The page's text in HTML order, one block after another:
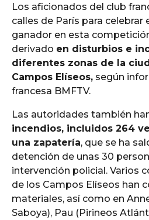
Los aficionados del club
calles de París para
ganador en esta
derivado en disturbios e
diferentes zonas de la
Campos Elíseos, según
francesa BMFTV.
Las autoridades también
incendios, incluidos 264
una zapatería, que se ha
detención de unas 30
intervención policial. Varios
de los Campos Elíseos han
materiales, así como en
Saboya), Pau (Pirineos